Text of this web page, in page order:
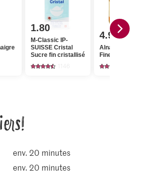
1.80
M-Classic IP-
SUISSE Cristal
Sucre fin cristallisé
4.95
Alnatura Bio
Fine fleur
env. 20 minutes
env. 20 minutes